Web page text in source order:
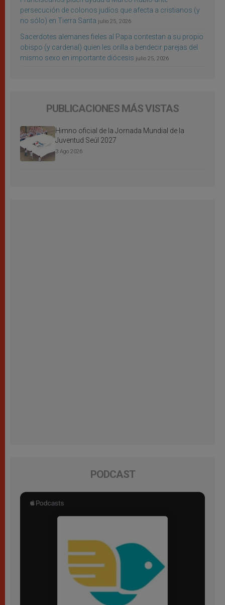
persecución de colonos judíos que afecta a cristianos (y
no sólo) en Tierra Santa julio 25, 2026
Sacerdotes alemanes fieles al Papa contestan a su propio
obispo (y cardenal) quien les orilla a bendecir parejas del
mismo sexo en importante diócesis julio 25, 2026
PUBLICACIONES MÁS VISTAS
Himno oficial de la Jornada Mundial de la
Juventud Seúl 2027
3 Ago 2026
PODCAST